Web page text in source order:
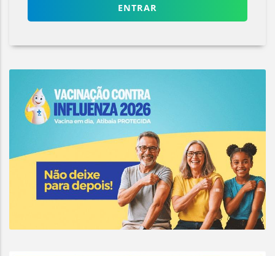
ENTRAR